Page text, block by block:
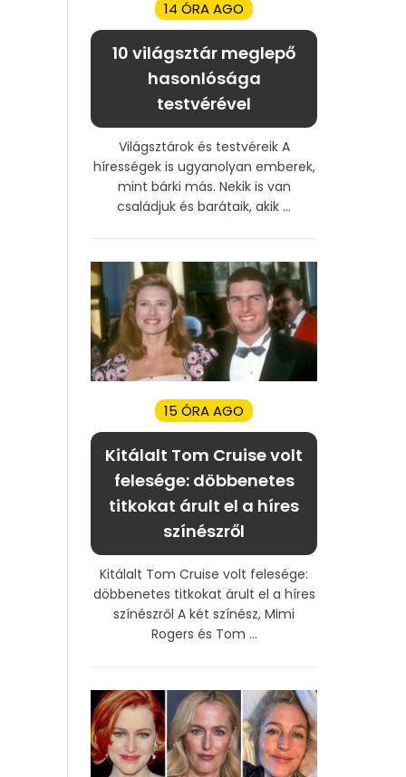
14 ÓRA AGO
10 világsztár meglepő
hasonlósága
testvérével
Világsztárok és testvéreik A
hírességek is ugyanolyan emberek,
mint bárki más. Nekik is van
családjuk és barátaik, akik ...
15 ÓRA AGO
Kitálalt Tom Cruise volt
felesége: döbbenetes
titkokat árult el a híres
színészről
Kitálalt Tom Cruise volt felesége:
döbbenetes titkokat árult el a híres
színészről A két színész, Mimi
Rogers és Tom ...